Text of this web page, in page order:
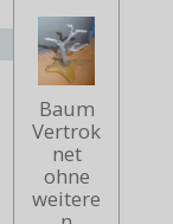
Baum
Vertrok
net
ohne
weitere